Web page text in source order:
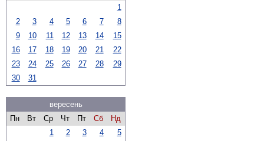
1
2
3 4 5 6 7
8
9
10 11 12 13 14
15
16
17 18 19 20 21
22
23
24 25 26 27 28
29
30
31
вересень
Пн
Вт Ср Чт Пт Сб
Нд
1
2 3 4
5